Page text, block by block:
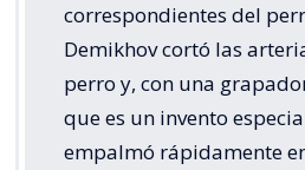
correspondientes del
Demikhov cortó las
perro y, con una
que es un invento
empalmó rápidamente